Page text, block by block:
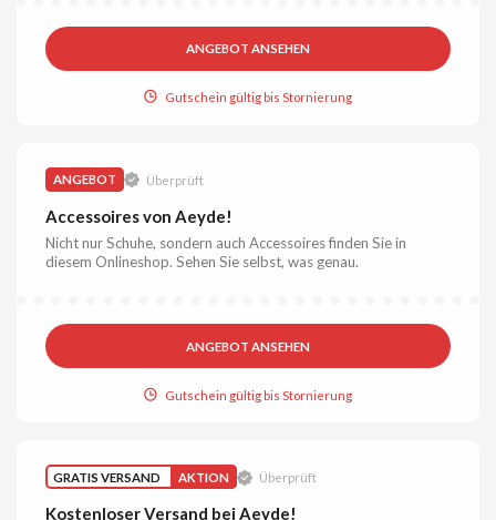
ANGEBOT ANSEHEN
Gutschein gültig bis Stornierung
ANGEBOT Überprüft
Accessoires von Aeyde!
Nicht nur Schuhe, sondern auch Accessoires finden Sie in
diesem Onlineshop. Sehen Sie selbst, was genau.
ANGEBOT ANSEHEN
Gutschein gültig bis Stornierung
GRATIS VERSAND AKTION Überprüft
Kostenloser Versand bei Aeyde!